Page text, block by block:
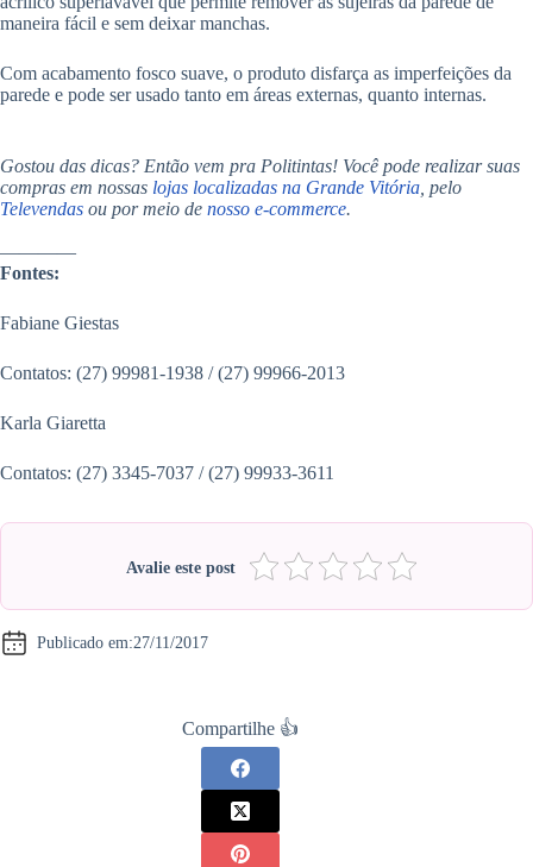
maneira fácil e sem deixar manchas.
Com acabamento fosco suave, o produto disfarça as imperfeições da
parede e pode ser usado tanto em áreas externas, quanto internas.
Gostou das dicas? Então vem pra Politintas! Você pode realizar suas
compras em nossas lojas localizadas na Grande Vitória, pelo
Televendas ou por meio de nosso e-commerce.
————
Fontes:
Fabiane Giestas
Contatos: (27) 99981-1938 / (27) 99966-2013
Karla Giaretta
Contatos: (27) 3345-7037 / (27) 99933-3611
Avalie este post
Publicado em:27/11/2017
Compartilhe 👍